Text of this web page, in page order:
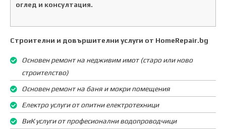
оглед и консултация.
Строителни и довършителни услуги от HomeRepair.bg
Основен ремонт на недживим имот (старо или ново
строителство)
Основен ремонт на баня и мокри помещения
Електро услуги от опитни електротехници
ВиК услуги от професионални водопроводчици